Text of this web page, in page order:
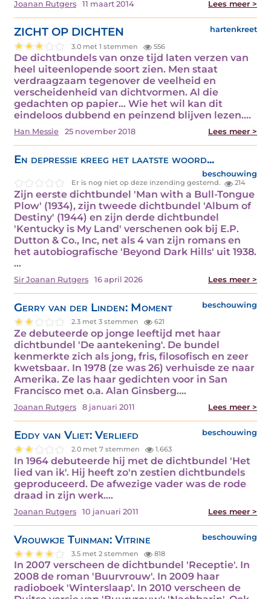
Joanan Rutgers 11 maart 2014 Lees meer >
ZICHT OP DICHTEN hartenkreet
3.0 met 1 stemmen 556
De dichtbundels van onze tijd laten verzen van
heel uiteenlopende soort zien. Men staat
verdraagzaam tegenover de veelheid en
verscheidenheid van dichtvormen. Al die
gedachten op papier... Wie het wil kan dit
eindeloos dubbend en peinzend blijven lezen.…
Han Messie 25 november 2018 Lees meer >
En depressie kreeg het laatste woord...
beschouwing
Er is nog niet op deze inzending gestemd. 214
Zijn eerste dichtbundel 'Man with a Bull-Tongue
Plow' (1934), zijn tweede dichtbundel 'Album of
Destiny' (1944) en zijn derde dichtbundel
'Kentucky is My Land' verschenen ook bij E.P.
Dutton & Co., Inc, net als 4 van zijn romans en
het autobiografische 'Beyond Dark Hills' uit 1938.
…
Sir Joanan Rutgers 16 april 2026 Lees meer >
Gerry van der Linden: Moment beschouwing
2.3 met 3 stemmen 621
Ze debuteerde op jonge leeftijd met haar
dichtbundel 'De aantekening'. De bundel
kenmerkte zich als jong, fris, filosofisch en zeer
kwetsbaar. In 1978 (ze was 26) verhuisde ze naar
Amerika. Ze las haar gedichten voor in San
Francisco met o.a. Alan Ginsberg.…
Joanan Rutgers 8 januari 2011 Lees meer >
Eddy van Vliet: Verliefd beschouwing
2.0 met 7 stemmen 1.663
In 1964 debuteerde hij met de dichtbundel 'Het
lied van ik'. Hij heeft zo'n zestien dichtbundels
geproduceerd. De afwezige vader was de rode
draad in zijn werk.…
Joanan Rutgers 10 januari 2011 Lees meer >
Vrouwkje Tuinman: Vitrine beschouwing
3.5 met 2 stemmen 818
In 2007 verscheen de dichtbundel 'Receptie'. In
2008 de roman 'Buurvrouw'. In 2009 haar
radioboek 'Winterslaap'. In 2010 verscheen de